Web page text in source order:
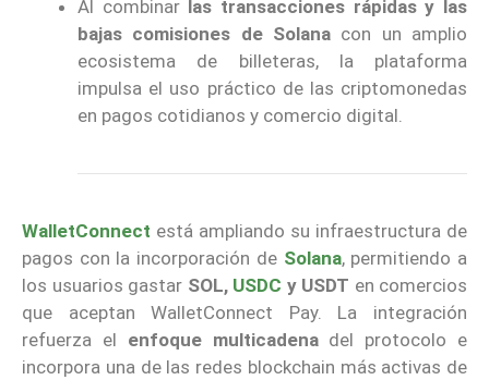
Al combinar las transacciones rápidas y las
bajas comisiones de Solana con un amplio
ecosistema de billeteras, la plataforma
impulsa el uso práctico de las criptomonedas
en pagos cotidianos y comercio digital.
WalletConnect está ampliando su infraestructura de
pagos con la incorporación de Solana, permitiendo a
los usuarios gastar SOL, USDC y USDT en comercios
que aceptan WalletConnect Pay. La integración
refuerza el enfoque multicadenadel protocolo e
incorpora una de las redes blockchain más activas de